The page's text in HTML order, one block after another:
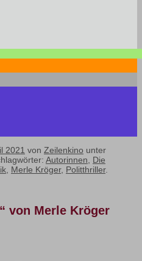
2021 von Zeilenkino unter
Autorinnen, Die
, Merle Kröger, Politthriller.
von Merle Kröger